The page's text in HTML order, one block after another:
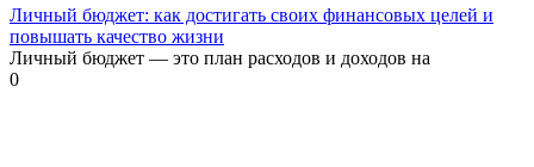
Личный бюджет: как достигать своих финансовых целей и
повышать качество жизни
Личный бюджет — это план расходов и доходов на
0